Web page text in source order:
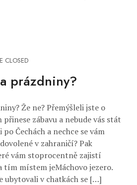
CLOSED
prázdniny?
Že ne? Přemýšleli jste o
zábavu a nebude vás stát
Čechách a nechce se vám
v zahraničí? Pak
vám stoprocentně zajistí
tím místem jeMáchovo jezero.
ubytovali v chatkách se […]